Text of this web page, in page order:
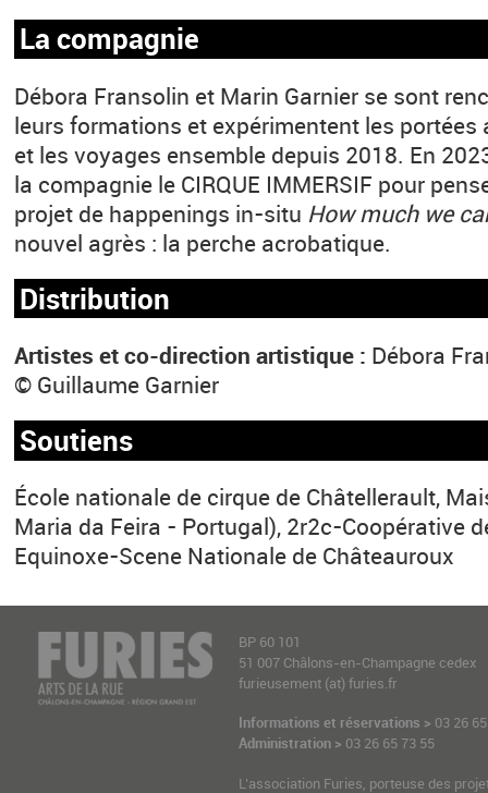
La compagnie
Débora Fransolin et Marin Garnier se sont
leurs formations et expérimentent les portées
et les voyages ensemble depuis 2018. En
la compagnie le CIRQUE IMMERSIF pour
projet de happenings in-situ How much we
nouvel agrès : la perche acrobatique.
Distribution
Artistes et co-direction artistique : Débora
© Guillaume Garnier
Soutiens
École nationale de cirque de Châtellerault,
Maria da Feira - Portugal), 2r2c-Coopérative
Equinoxe-Scene Nationale de Châteauroux
BP 60 101
51 007 Châlons-en-Champagne cedex
furieusement (at) furies.fr
Informations et réservations > 03 26
Administration > 03 26 65 73 55
L’association Furies, porteuse des